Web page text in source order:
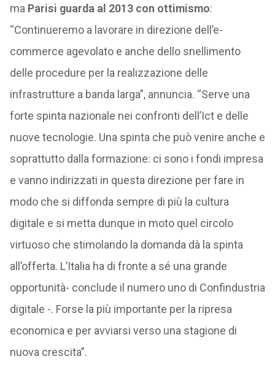
ma Parisi guarda al 2013 con ottimismo:
“Continueremo a lavorare in direzione dell’e-
commerce agevolato e anche dello snellimento
delle procedure per la realizzazione delle
infrastrutture a banda larga”, annuncia. “Serve una
forte spinta nazionale nei confronti dell’Ict e delle
nuove tecnologie. Una spinta che può venire anche e
soprattutto dalla formazione: ci sono i fondi impresa
e vanno indirizzati in questa direzione per fare in
modo che si diffonda sempre di più la cultura
digitale e si metta dunque in moto quel circolo
virtuoso che stimolando la domanda dà la spinta
all’offerta. L’Italia ha di fronte a sé una grande
opportunità- conclude il numero uno di Confindustria
digitale -. Forse la più importante per la ripresa
economica e per avviarsi verso una stagione di
nuova crescita”.